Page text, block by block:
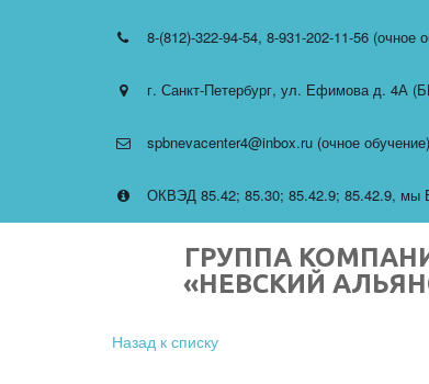
8-(812)-322-94-54, 8-931-202-11-56 (очное
г. Санкт-Петербург, ул. Ефимова д. 4А
spbnevacenter4@inbox.ru (очное обучение)
ОКВЭД 85.42; 85.30; 85.42.9; 85.42.9, мы
ГРУППА
«НЕВСКИЙ
Назад к списку